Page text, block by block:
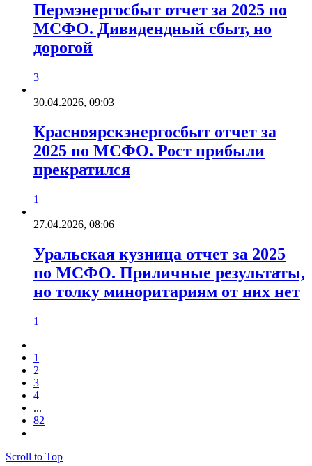
Пермэнергосбыт отчет за 2025 по
МСФО. Дивидендный сбыт, но
дорогой
3
30.04.2026, 09:03
Красноярскэнергосбыт отчет за
2025 по МСФО. Рост прибыли
прекратился
1
27.04.2026, 08:06
Уральская кузница отчет за 2025
по МСФО. Приличные результаты,
но толку миноритариям от них нет
1
1
2
3
4
...
82
Scroll to Top